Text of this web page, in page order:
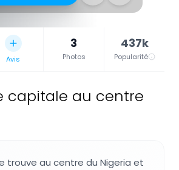
Avis
3
Photos
437k
Popularité
capitale au centre
trouve au centre du Nigeria et